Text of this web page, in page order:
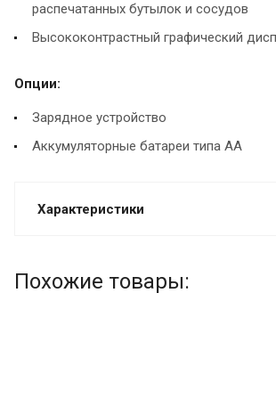
распечатанных бутылок и сосудов
Высококонтрастный графический
Опции:
Зарядное устройство
Аккумуляторные батареи типа АА
Характеристики
Похожие товары: